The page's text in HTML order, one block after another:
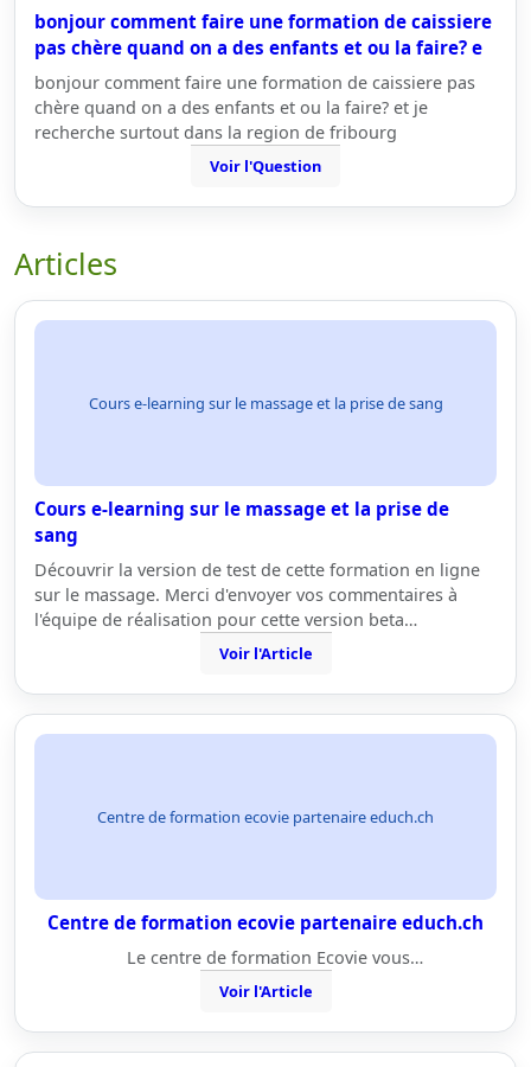
bonjour comment faire une formation de caissiere
pas chère quand on a des enfants et ou la faire? e
bonjour comment faire une formation de caissiere pas
chère quand on a des enfants et ou la faire? et je
recherche surtout dans la region de fribourg
Voir l'Question
Articles
Cours e-learning sur le massage et la prise de sang
Cours e-learning sur le massage et la prise de
sang
Découvrir la version de test de cette formation en ligne
sur le massage. Merci d'envoyer vos commentaires à
l'équipe de réalisation pour cette version beta…
Voir l'Article
Centre de formation ecovie partenaire educh.ch
Centre de formation ecovie partenaire educh.ch
Le centre de formation Ecovie vous…
Voir l'Article